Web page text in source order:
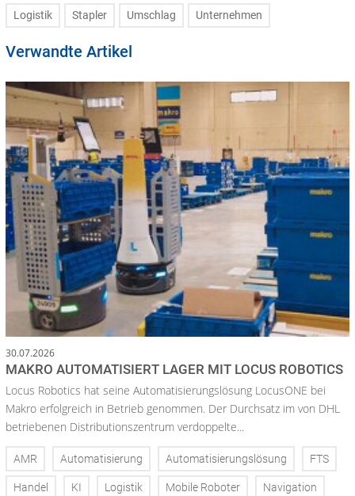
Logistik Stapler Umschlag Unternehmen
Verwandte Artikel
30.07.2026
MAKRO AUTOMATISIERT LAGER MIT LOCUS ROBOTICS
Locus Robotics hat seine Automatisierungslösung LocusONE bei
Makro erfolgreich in Betrieb genommen. Der Durchsatz im von DHL
betriebenen Distributionszentrum verdoppelte...
AMR Automatisierung Automatisierungslösung FTS
Handel KI Logistik Mobile Roboter Navigation